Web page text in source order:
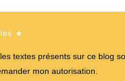
(et
N’est
De
S’arrêter)
★
textes présents sur ce blog
mon autorisation.